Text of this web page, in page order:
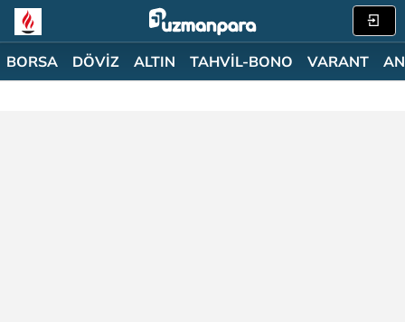
BORSA DÖVİZ ALTIN TAHVİL-BONO VARANT